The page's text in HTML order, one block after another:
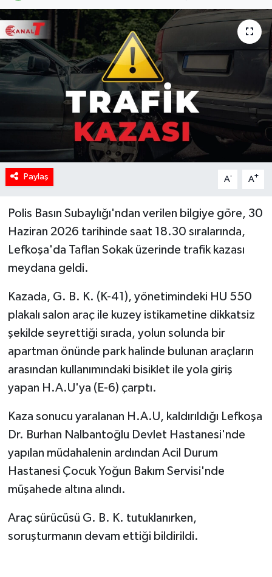
Paylaş A- A+
Polis Basın Subaylığı'ndan verilen bilgiye göre, 30
Haziran 2026 tarihinde saat 18.30 sıralarında,
Lefkoşa'da Taflan Sokak üzerinde trafik kazası
meydana geldi.
Kazada, G. B. K. (K-41), yönetimindeki HU 550
plakalı salon araç ile kuzey istikametine dikkatsiz
şekilde seyrettiği sırada, yolun solunda bir
apartman önünde park halinde bulunan araçların
arasından kullanımındaki bisiklet ile yola giriş
yapan H.A.U'ya (E-6) çarptı.
Kaza sonucu yaralanan H.A.U, kaldırıldığı Lefkoşa
Dr. Burhan Nalbantoğlu Devlet Hastanesi'nde
yapılan müdahalenin ardından Acil Durum
Hastanesi Çocuk Yoğun Bakım Servisi'nde
müşahede altına alındı.
Araç sürücüsü G. B. K. tutuklanırken,
soruşturmanın devam ettiği bildirildi.